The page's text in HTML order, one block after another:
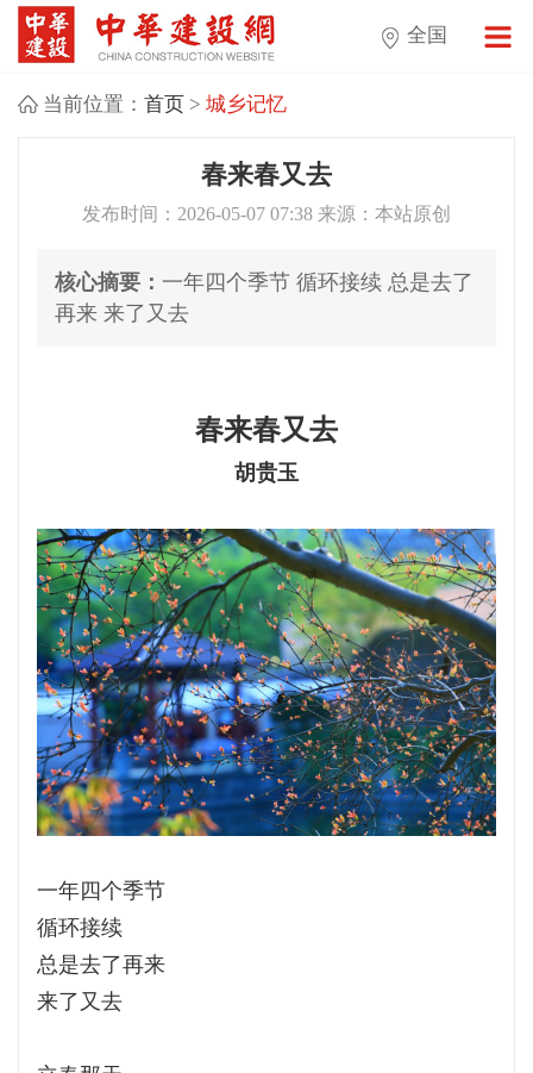
全国
当前位置： 首页> 城乡记忆
春来春又去
发布时间：2026-05-07 07:38 来源：本站原创
核心摘要： 一年四个季节 循环接续 总是去了
再来 来了又去
春来春又去
胡贵玉
一年四个季节
循环接续
总是去了再来
来了又去